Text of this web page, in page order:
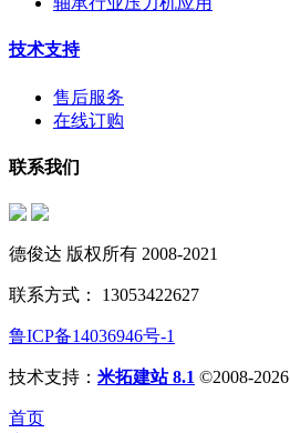
技术支持
售后服务
在线订购
联系我们
德俊达 版权所有 2008-2021
联系方式： 13053422627
鲁ICP备14036946号-1
技术支持： 米拓建站 8.1 ©2008-2026
首页